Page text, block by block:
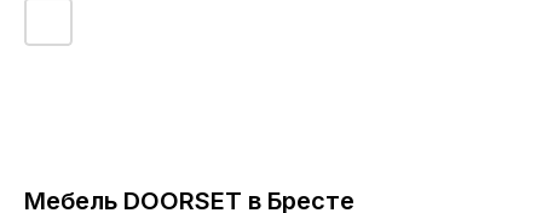
Мебель DOORSET в Бресте